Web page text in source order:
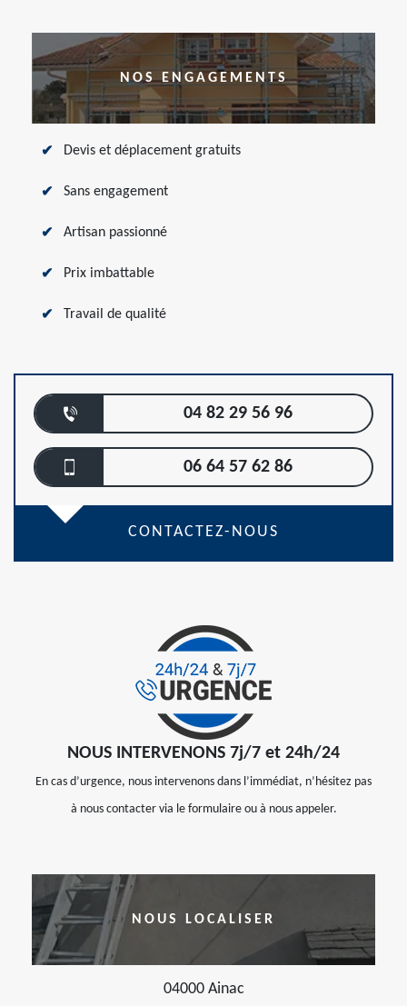
NOS ENGAGEMENTS
Devis et déplacement gratuits
Sans engagement
Artisan passionné
Prix imbattable
Travail de qualité
04 82 29 56 96
06 64 57 62 86
CONTACTEZ-NOUS
NOUS INTERVENONS 7j/7 et 24h/24
En cas d’urgence, nous intervenons dans l’immédiat, n’hésitez pas
à nous contacter via le formulaire ou à nous appeler.
NOUS LOCALISER
04000 Ainac